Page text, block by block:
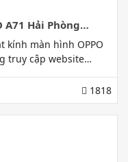
Hải Phòng
kính màn hình OPPO
truy cập website
1818